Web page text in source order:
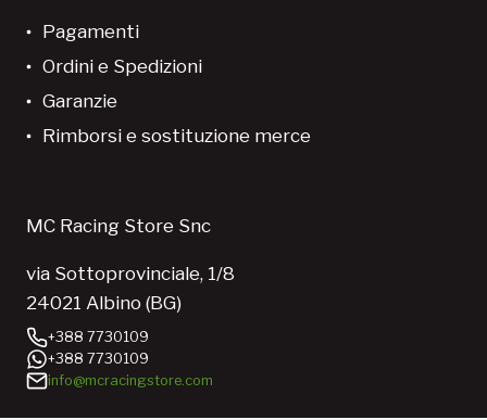
Pagamenti
Ordini e Spedizioni
Garanzie
Rimborsi e sostituzione merce
MC Racing Store Snc
via Sottoprovinciale, 1/8
24021 Albino (BG)
+388 7730109
+388 7730109
info@mcracingstore.com